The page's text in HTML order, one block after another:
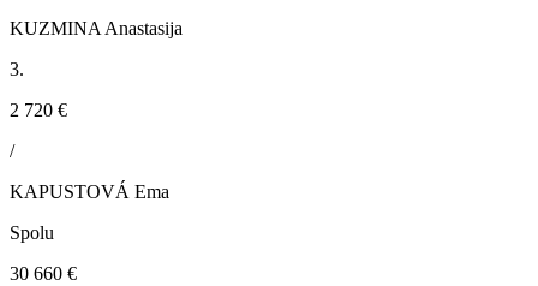
KUZMINA Anastasija
3.
2 720 €
/
KAPUSTOVÁ Ema
Spolu
30 660 €